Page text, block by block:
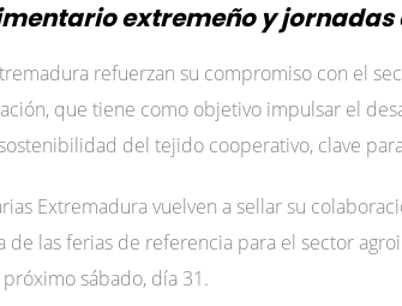
extremeño y jornadas
refuerzan su compromiso con el
que tiene como objetivo impulsar el
del tejido cooperativo, clave
Extremadura vuelven a sellar su
de las ferias de referencia para el sector
sábado, día 31.